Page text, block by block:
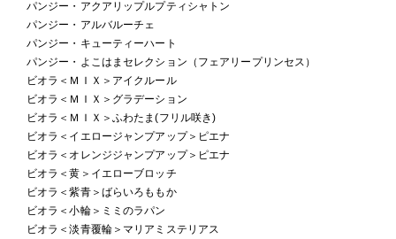
パンジー・アクアリップルプティシャトン
パンジー・アルバルーチェ
パンジー・キューティーハート
パンジー・よこはまセレクション（フェアリープリンセス）
ビオラ＜ＭＩＸ＞アイクルール
ビオラ＜ＭＩＸ＞グラデーション
ビオラ＜ＭＩＸ＞ふわたま(フリル咲き)
ビオラ＜イエロージャンプアップ＞ピエナ
ビオラ＜オレンジジャンプアップ＞ピエナ
ビオラ＜黄＞イエローブロッチ
ビオラ＜紫青＞ばらいろももか
ビオラ＜小輪＞ミミのラパン
ビオラ＜淡青覆輪＞マリアミステリアス